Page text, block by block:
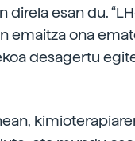
direla esan du.
emaitza ona
desagertu